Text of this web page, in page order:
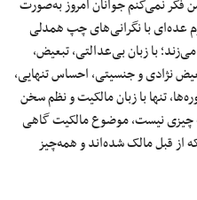
فکر نمی‌کنم جوانان امروز به‌صورت
عده‌ای با نگرانی‌های چپ همدلی
با زبان بی‌عدالتی، تبعیض،
نژادی و جنسیتی، احساس تنهایی،
تنها با زبان مالکیت و نظم سخن
چیزی نیست، موضوع مالکیت گاهی
از قبل مالک شده‌اند و همه‌چیز